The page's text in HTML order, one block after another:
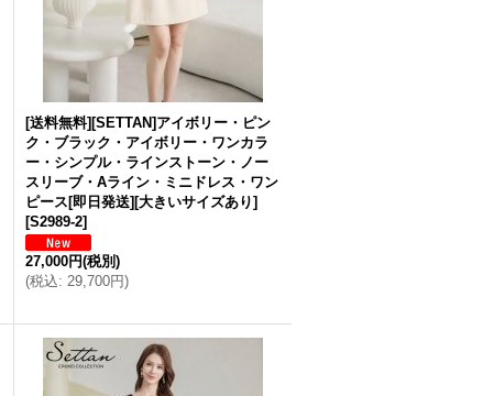
[送料無料][SETTAN]アイボリー・ピン
ク・ブラック・アイボリー・ワンカラ
ー・シンプル・ラインストーン・ノー
スリーブ・Aライン・ミニドレス・ワン
ピース[即日発送][大きいサイズあり]
[S2989-2]
27,000円(税別)
(税込: 29,700円)